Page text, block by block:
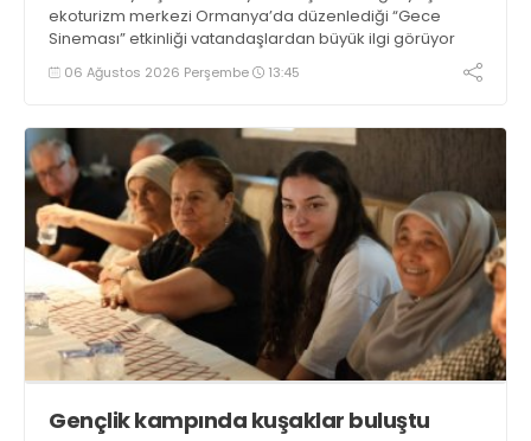
ekoturizm merkezi Ormanya’da düzenlediği “Gece
Sineması” etkinliği vatandaşlardan büyük ilgi görüyor
06 Ağustos 2026 Perşembe 13:45
Gençlik kampında kuşaklar buluştu